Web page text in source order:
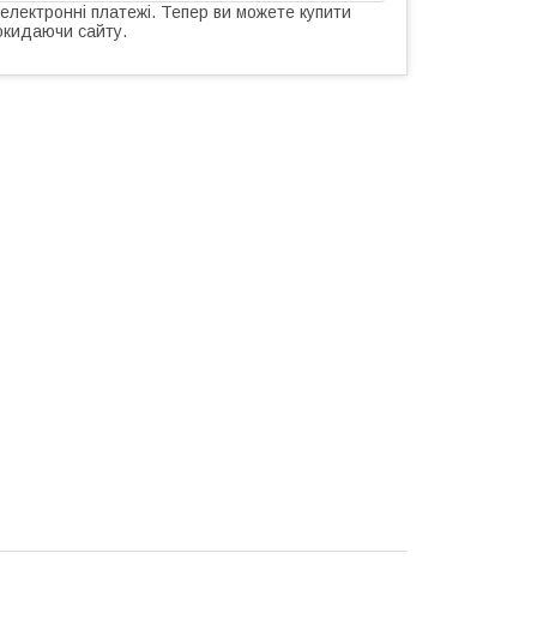
платежі. Тепер ви можете купити
сайту.